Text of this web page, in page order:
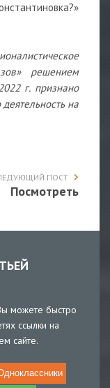
решением
г. признано
на
ПОСТ
Посмотреть
можете быстро
ссылки на
сайте.